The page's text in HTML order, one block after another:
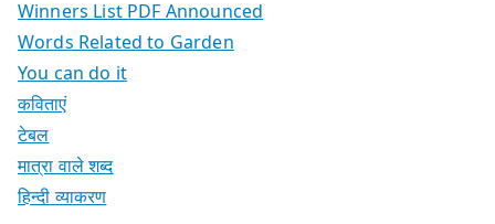
Winners List PDF Announced
Words Related to Garden
You can do it
कविताएं
टेबल
मात्रा वाले शब्द
हिन्दी व्याकरण